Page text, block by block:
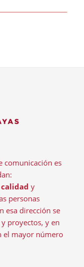
comunicación es
y
personas
esa dirección se
proyectos, y en
el mayor número